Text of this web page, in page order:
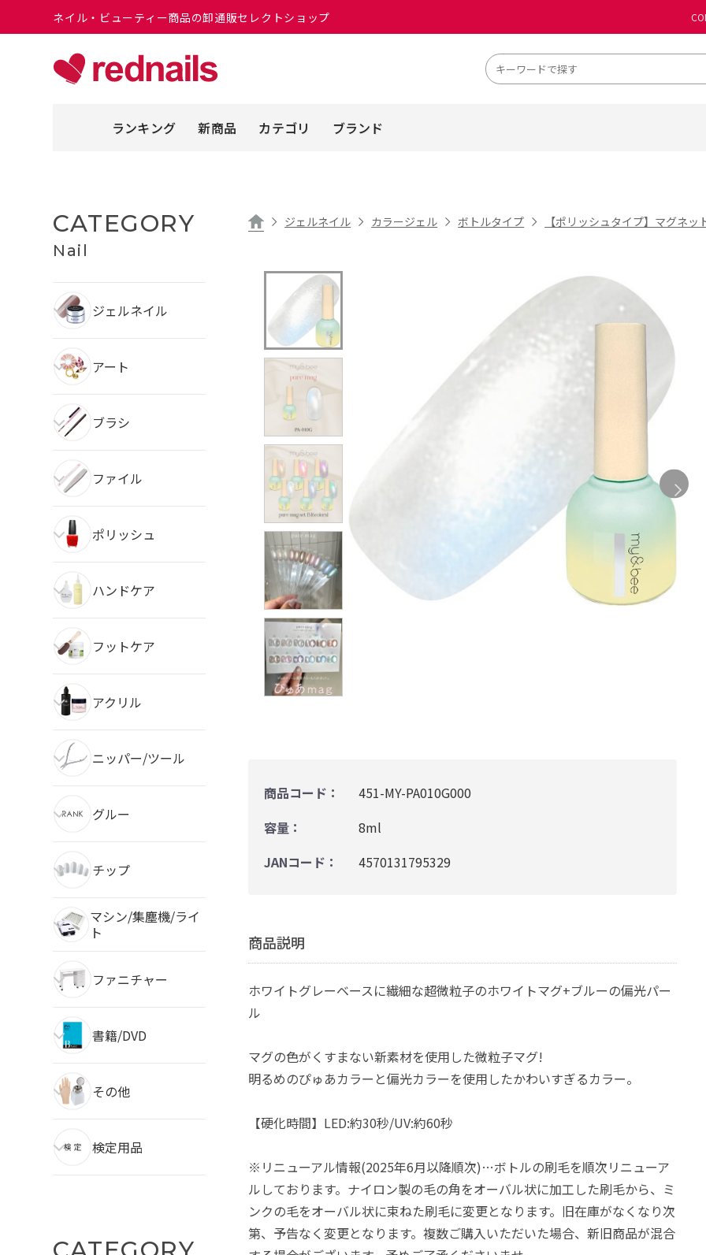
ネイル・ビューティー商品の卸通販セレクトショップ
ランキング 新商品 カテゴリ ブランド
CATEGORY
Nail
ジェルネイル
アート
ブラシ
ファイル
ポリッシュ
ハンドケア
フットケア
アクリル
ニッパー/ツール
グルー
チップ
マシン/集塵機/ライ
ト
ファニチャー
書籍/DVD
その他
検定用品
ジェルネイル カラージェル ボトルタイプ 【ポリッシュタイプ】マグネッ
商品コード：
451-MY-PA010G000
容量：
8ml
JANコード：
4570131795329
商品説明
ホワイトグレーベースに繊細な超微粒子のホワイトマグ+ブルーの偏光パー
ル
マグの色がくすまない新素材を使用した微粒子マグ!
明るめのぴゅあカラーと偏光カラーを使用したかわいすぎるカラー。
【硬化時間】LED:約30秒/UV:約60秒
※リニューアル情報(2025年6月以降順次)…ボトルの刷毛を順次リニューア
ルしております。ナイロン製の毛の角をオーバル状に加工した刷毛から、ミ
ンクの毛をオーバル状に束ねた刷毛に変更となります。旧在庫がなくなり次
第、予告なく変更となります。複数ご購入いただいた場合、新旧商品が混合